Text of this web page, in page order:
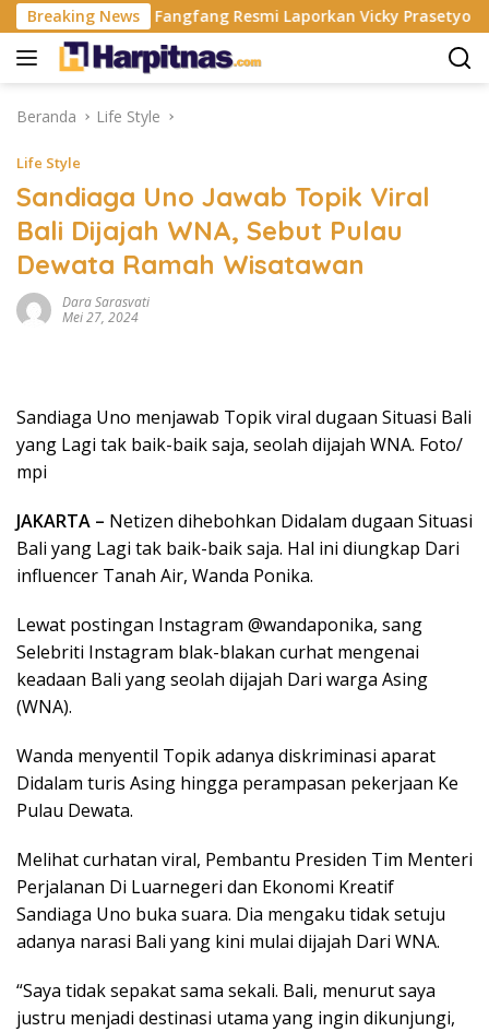
Langsung
ke
konten
Breaking NewsFangfang Resmi Laporkan Vicky Prasetyo Yang
Beranda Life Style
Life Style
Sandiaga Uno Jawab Topik Viral
Bali Dijajah WNA, Sebut Pulau
Dewata Ramah Wisatawan
Dara Sarasvati
Mei 27, 2024
Sandiaga Uno menjawab Topik viral dugaan Situasi Bali
yang Lagi tak baik-baik saja, seolah dijajah WNA. Foto/
mpi
JAKARTA – Netizen dihebohkan Didalam dugaan Situasi
Bali yang Lagi tak baik-baik saja. Hal ini diungkap Dari
influencer Tanah Air, Wanda Ponika.
Lewat postingan Instagram @wandaponika, sang
Selebriti Instagram blak-blakan curhat mengenai
keadaan Bali yang seolah dijajah Dari warga Asing
(WNA).
Wanda menyentil Topik adanya diskriminasi aparat
Didalam turis Asing hingga perampasan pekerjaan Ke
Pulau Dewata.
Melihat curhatan viral, Pembantu Presiden Tim Menteri
Perjalanan Di Luarnegeri dan Ekonomi Kreatif
Sandiaga Uno buka suara. Dia mengaku tidak setuju
adanya narasi Bali yang kini mulai dijajah Dari WNA.
“Saya tidak sepakat sama sekali. Bali, menurut saya
justru menjadi destinasi utama yang ingin dikunjungi,